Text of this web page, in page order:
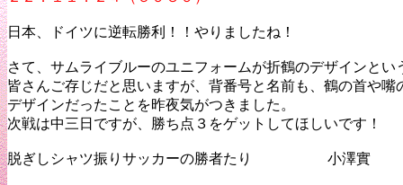
日本、ドイツに逆転勝利！！やりましたね！
さて、サムライブルーのユニフォームが折鶴のデザインとい
皆さんご存じだと思いますが、背番号と名前も、鶴の首や嘴
デザインだったことを昨夜気がつきました。
次戦は中三日ですが、勝ち点３をゲットしてほしいです！
脱ぎしシャツ振りサッカーの勝者たり 小澤實